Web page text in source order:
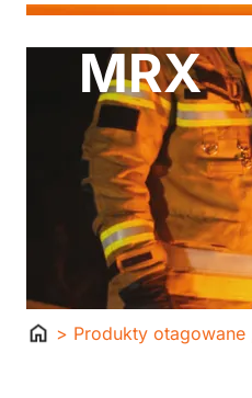
MRX
Strona> Produkty otagowane